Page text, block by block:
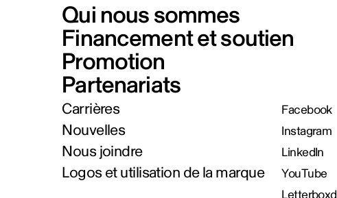
Qui nous sommes
Financement et soutien
Promotion
Partenariats
Carrières
Nouvelles
Nous joindre
Logos et utilisation de la marque
Facebook
Instagram
LinkedIn
YouTube
Letterboxd